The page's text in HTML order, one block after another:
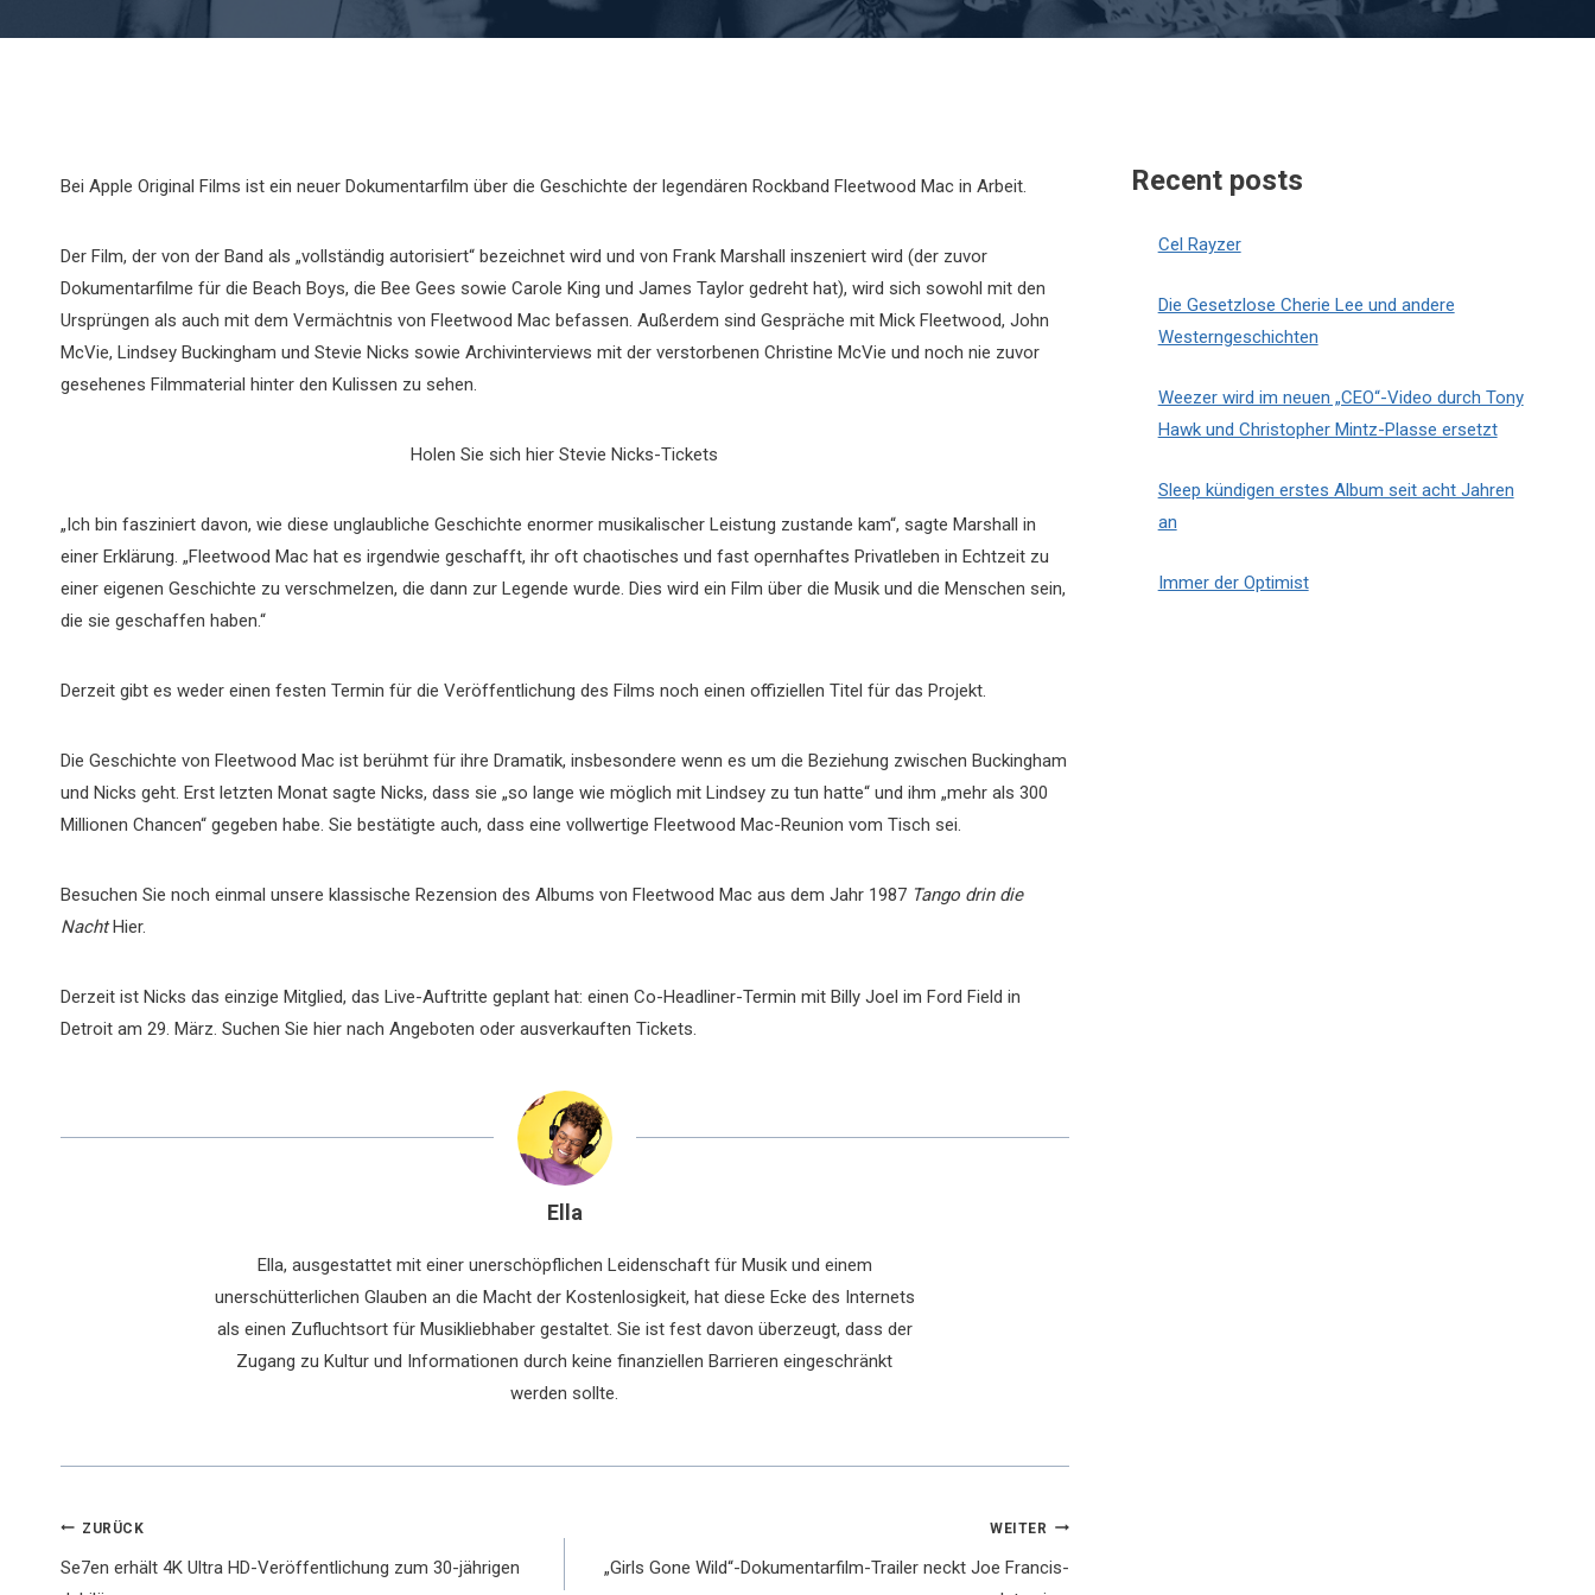
Bei Apple Original Films ist ein neuer Dokumentarfilm über die Geschichte der legendären Rockband Fleetwood Mac in Arbeit.
Der Film, der von der Band als „vollständig autorisiert“ bezeichnet wird und von Frank Marshall inszeniert wird (der zuvor
Dokumentarfilme für die Beach Boys, die Bee Gees sowie Carole King und James Taylor gedreht hat), wird sich sowohl mit den
Ursprüngen als auch mit dem Vermächtnis von Fleetwood Mac befassen. Außerdem sind Gespräche mit Mick Fleetwood, John
McVie, Lindsey Buckingham und Stevie Nicks sowie Archivinterviews mit der verstorbenen Christine McVie und noch nie zuvor
gesehenes Filmmaterial hinter den Kulissen zu sehen.
Holen Sie sich hier Stevie Nicks-Tickets
„Ich bin fasziniert davon, wie diese unglaubliche Geschichte enormer musikalischer Leistung zustande kam“, sagte Marshall in
einer Erklärung. „Fleetwood Mac hat es irgendwie geschafft, ihr oft chaotisches und fast opernhaftes Privatleben in Echtzeit zu
einer eigenen Geschichte zu verschmelzen, die dann zur Legende wurde. Dies wird ein Film über die Musik und die Menschen sein,
die sie geschaffen haben.“
Derzeit gibt es weder einen festen Termin für die Veröffentlichung des Films noch einen offiziellen Titel für das Projekt.
Die Geschichte von Fleetwood Mac ist berühmt für ihre Dramatik, insbesondere wenn es um die Beziehung zwischen Buckingham
und Nicks geht. Erst letzten Monat sagte Nicks, dass sie „so lange wie möglich mit Lindsey zu tun hatte“ und ihm „mehr als 300
Millionen Chancen“ gegeben habe. Sie bestätigte auch, dass eine vollwertige Fleetwood Mac-Reunion vom Tisch sei.
Besuchen Sie noch einmal unsere klassische Rezension des Albums von Fleetwood Mac aus dem Jahr 1987 Tango drin die
NachtHier.
Derzeit ist Nicks das einzige Mitglied, das Live-Auftritte geplant hat: einen Co-Headliner-Termin mit Billy Joel im Ford Field in
Detroit am 29. März. Suchen Sie hier nach Angeboten oder ausverkauften Tickets.
Ella
Ella, ausgestattet mit einer unerschöpflichen Leidenschaft für Musik und einem
unerschütterlichen Glauben an die Macht der Kostenlosigkeit, hat diese Ecke des Internets
als einen Zufluchtsort für Musikliebhaber gestaltet. Sie ist fest davon überzeugt, dass der
Zugang zu Kultur und Informationen durch keine finanziellen Barrieren eingeschränkt
werden sollte.
Beitragsnavigation
ZURÜCK
Se7en erhält 4K Ultra HD-Veröffentlichung zum 30-jährigen
WEITER
„Girls Gone Wild“-Dokumentarfilm-Trailer neckt Joe Francis-
Recent posts
Cel Rayzer
Die Gesetzlose Cherie Lee und andere
Westerngeschichten
Weezer wird im neuen „CEO“-Video durch Tony
Hawk und Christopher Mintz-Plasse ersetzt
Sleep kündigen erstes Album seit acht Jahren
an
Immer der Optimist